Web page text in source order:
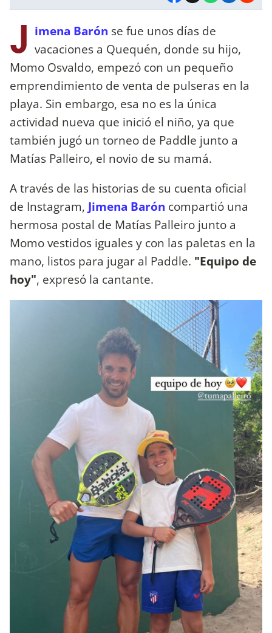
J imena Barón se fue unos días de
vacaciones a Quequén, donde su hijo,
Momo Osvaldo, empezó con un pequeño
emprendimiento de venta de pulseras en la
playa. Sin embargo, esa no es la única
actividad nueva que inició el niño, ya que
también jugó un torneo de Paddle junto a
Matías Palleiro, el novio de su mamá.
A través de las historias de su cuenta oficial
de Instagram, Jimena Barón compartió una
hermosa postal de Matías Palleiro junto a
Momo vestidos iguales y con las paletas en la
mano, listos para jugar al Paddle. "Equipo de
hoy", expresó la cantante.